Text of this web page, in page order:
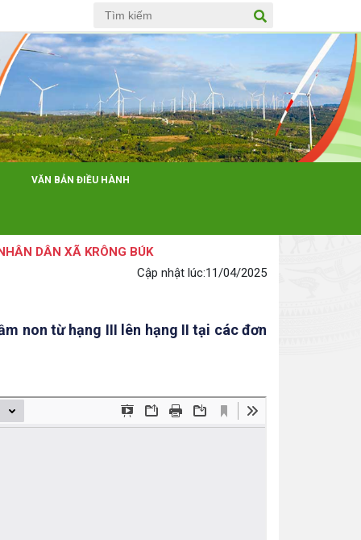
VĂN BẢN ĐIỀU HÀNH
DÂN XÃ KRÔNG BÚK
Cập nhật lúc:11/04/2025
non từ hạng III lên hạng II tại các đơn